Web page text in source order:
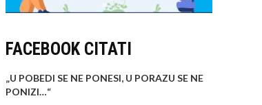
FACEBOOK CITATI
„U POBEDI SE NE PONESI, U PORAZU SE NE
PONIZI…“